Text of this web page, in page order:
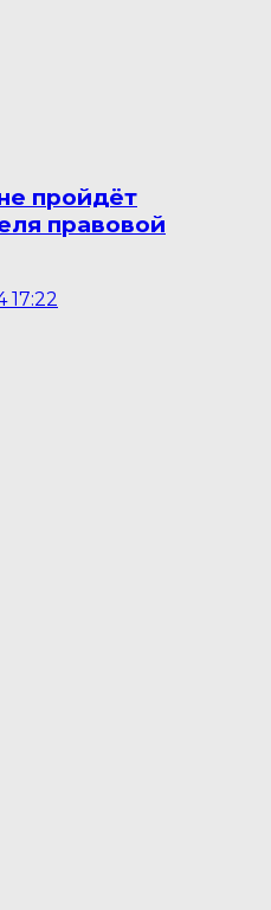
пройдёт
правовой
17:22